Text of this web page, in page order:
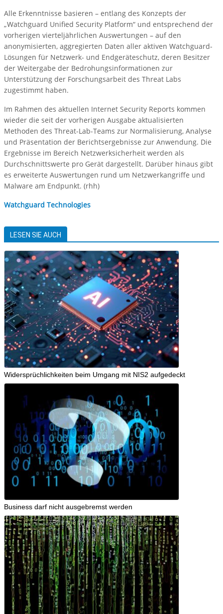
Alle Erkenntnisse basieren – entlang des Konzepts der
„Watchguard Unified Security Platform“ und entsprechend der
vorherigen vierteljährlichen Auswertungen – auf den
anonymisierten, aggregierten Daten aller aktiven Watchguard-
Lösungen für Netzwerk- und Endgeräteschutz, deren Besitzer
der Weitergabe der Bedrohungsinformationen zur
Unterstützung der Forschungsarbeit des Threat Labs
zugestimmt haben.
Im Rahmen des aktuellen Internet Security Reports kommen
wieder die seit der vorherigen Ausgabe aktualisierten
Methoden des Threat-Lab-Teams zur Normalisierung, Analyse
und Präsentation der Berichtsergebnisse zur Anwendung. Die
Ergebnisse im Bereich Netzwerksicherheit werden als
Durchschnittswerte pro Gerät dargestellt. Darüber hinaus gibt
es erweiterte Auswertungen rund um Netzwerkangriffe und
Malware am Endpunkt. (rhh)
Watchguard Technologies
LESEN SIE AUCH
Widersprüchlichkeiten beim Umgang mit NIS2 aufgedeckt
Business darf nicht ausgebremst werden